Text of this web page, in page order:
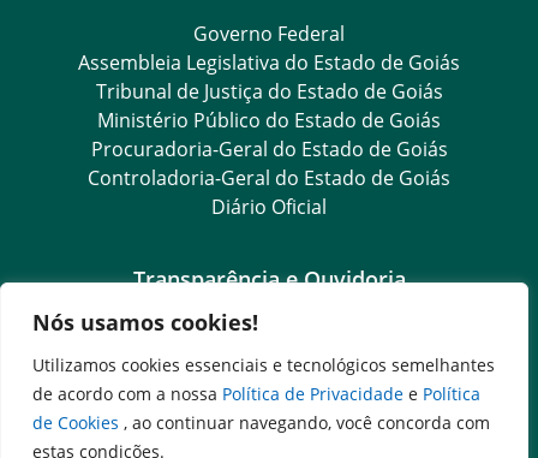
Nós usamos cookies!
Utilizamos cookies essenciais e tecnológicos semelhantes
de acordo com a nossa Política de Privacidade e Política
de Cookies , ao continuar navegando, você concorda com
estas condições.
Governo Federal
Assembleia Legislativa do Estado de Goiás
Tribunal de Justiça do Estado de Goiás
Ministério Público do Estado de Goiás
Procuradoria-Geral do Estado de Goiás
Controladoria-Geral do Estado de Goiás
Diário Oficial
Transparência e Ouvidoria
LGPD
Goiás Transparência
Dados Abertos Goiás
e-SIC
SIC – Serviço de Informação ao Cidadão